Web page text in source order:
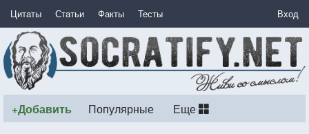
Цитаты Статьи Факты Тесты Вход
+Добавить Популярные Еще